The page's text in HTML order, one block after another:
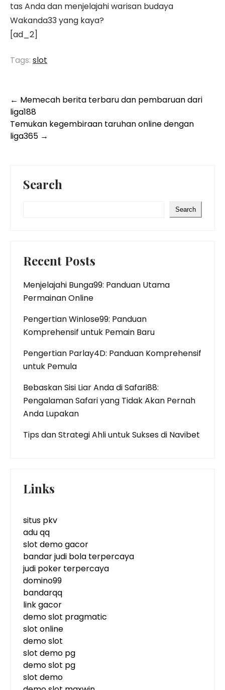
tas Anda dan menjelajahi warisan budaya
Wakanda33 yang kaya?
[ad_2]
Tags: slot
Post
navigation
← Memecah berita terbaru dan pembaruan dari
liga188
Temukan kegembiraan taruhan online dengan
liga365 →
Search
Search
Recent Posts
Menjelajahi Bunga99: Panduan Utama
Permainan Online
Pengertian Winlose99: Panduan
Komprehensif untuk Pemain Baru
Pengertian Parlay4D: Panduan Komprehensif
untuk Pemula
Bebaskan Sisi Liar Anda di Safari88:
Pengalaman Safari yang Tidak Akan Pernah
Anda Lupakan
Tips dan Strategi Ahli untuk Sukses di Navibet
Links
situs pkv
adu qq
slot demo gacor
bandar judi bola terpercaya
judi poker terpercaya
domino99
bandarqq
link gacor
demo slot pragmatic
slot online
demo slot
slot demo pg
demo slot pg
slot demo